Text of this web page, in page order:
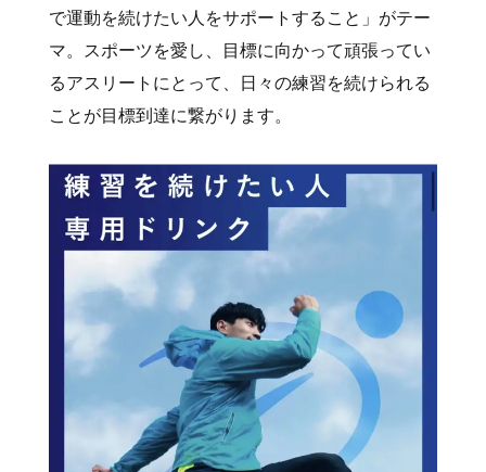
で運動を続けたい人をサポートすること」がテー
マ。スポーツを愛し、目標に向かって頑張ってい
るアスリートにとって、日々の練習を続けられる
ことが目標到達に繋がります。